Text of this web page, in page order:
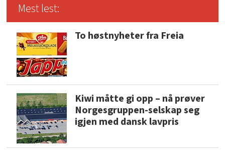
Mest lest:
To høstnyheter fra Freia
Kiwi måtte gi opp – nå prøver
Norgesgruppen-selskap seg
igjen med dansk lavpris